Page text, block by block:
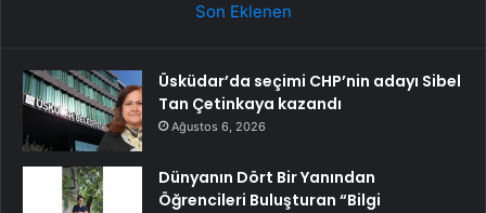
Son Eklenen
Üsküdar’da seçimi CHP’nin adayı Sibel
Tan Çetinkaya kazandı
Ağustos 6, 2026
Dünyanın Dört Bir Yanından
Öğrencileri Buluşturan “Bilgi